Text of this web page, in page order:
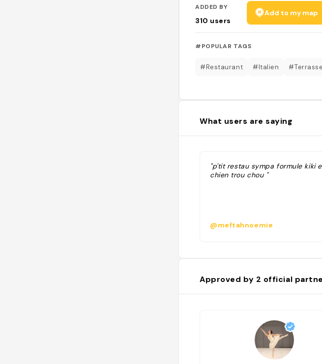
ADDED BY
310 users
Add to my map
#POPULAR TAGS
#Restaurant #Italien #Terrasse
What users are saying
"p'tit restau sympa formule kiki
chien trou chou "
@meftahnoemie
Approved by 2 official